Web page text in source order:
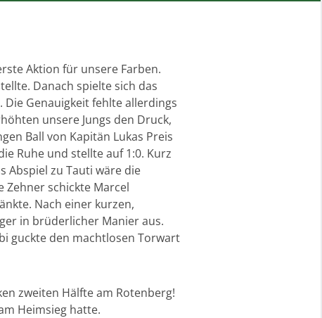
Aktion für unsere Farben.
Danach spielte sich das
Genauigkeit fehlte allerdings
unsere Jungs den Druck,
Ball von Kapitän Lukas Preis
Ruhe und stellte auf 1:0. Kurz
Abspiel zu Tauti wäre die
Zehner schickte Marcel
Nach einer kurzen,
in brüderlicher Manier aus.
guckte den machtlosen Torwart
zweiten Hälfte am Rotenberg!
Heimsieg hatte.